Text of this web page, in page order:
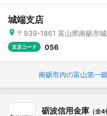
城端支店
〒939-1861 富山県南砺市
支店コード 056
南砺市内の富山第一
砺波信用金庫 （全4